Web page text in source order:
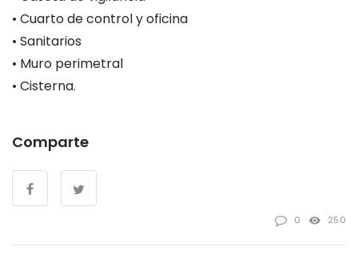
• Cuarto de control y oficina
• Sanitarios
• Muro perimetral
• Cisterna.
Comparte
0 250